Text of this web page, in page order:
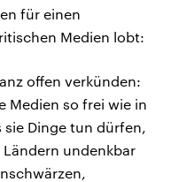
für einen
Medien lobt:
offen verkünden:
Medien so frei wie in
sie Dinge tun dürfen,
undenkbar